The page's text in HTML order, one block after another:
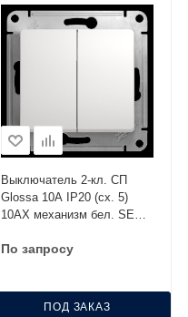
Выключатель 2-кл. СП
Glossa 10А IP20 (сх. 5)
10AX механизм бел. SE
По запросу
ПОД ЗАКАЗ